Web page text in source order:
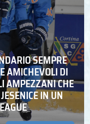
SEMPRE
AMICHEVOLI DI
AMPEZZANI CHE
IN UN